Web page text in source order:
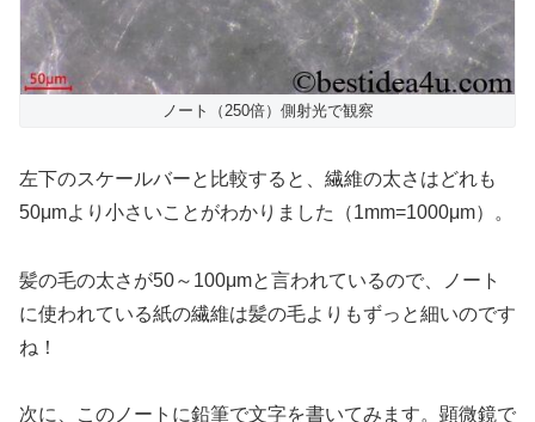
ノート（250倍）側射光で観察
左下のスケールバーと比較すると、繊維の太さはどれも
50μmより小さいことがわかりました（1mm=1000μm）。
髪の毛の太さが50～100μmと言われているので、ノート
に使われている紙の繊維は髪の毛よりもずっと細いのです
ね！
次に、このノートに鉛筆で文字を書いてみます。顕微鏡で